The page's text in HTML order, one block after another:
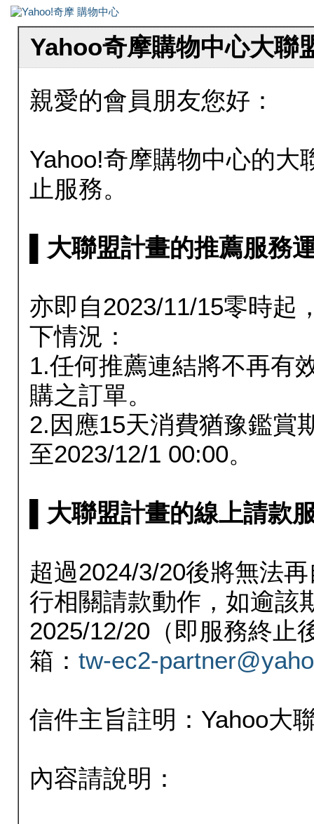
Yahoo奇摩購物中心大聯
親愛的會員朋友您好：
Yahoo!奇摩購物中心的大
止服務。
▌大聯盟計畫的推薦服務
亦即自2023/11/15零時起
下情況：
1.任何推薦連結將不再有
購之訂單。
2.因應15天消費猶豫鑑賞
至2023/12/1 00:00。
▌大聯盟計畫的線上請款
超過2024/3/20後將無法
行相關請款動作，如逾該
2025/12/20（即服務終止
箱： tw-ec2-
信件主旨註明：Yahoo大
內容請說明：